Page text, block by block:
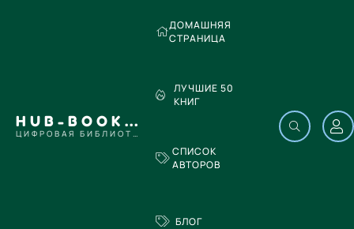
HUB-BOOKS.COM
ЦИФРОВАЯ БИБЛИОТЕКА
ДОМАШНЯЯ
СТРАНИЦА
ЛУЧШИЕ 50
КНИГ
СПИСОК
АВТОРОВ
БЛОГ